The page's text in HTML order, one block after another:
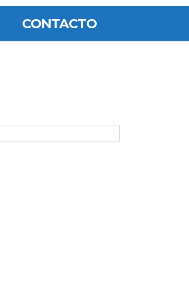
CONTACTO